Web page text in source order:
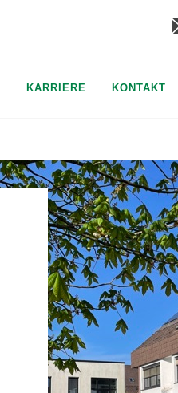
KARRIERE KONTAKT